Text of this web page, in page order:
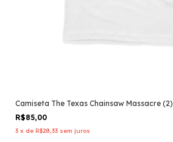
Camiseta The Texas Chainsaw Massacre (2)
R$85,00
3 x de R$28,33 sem juros